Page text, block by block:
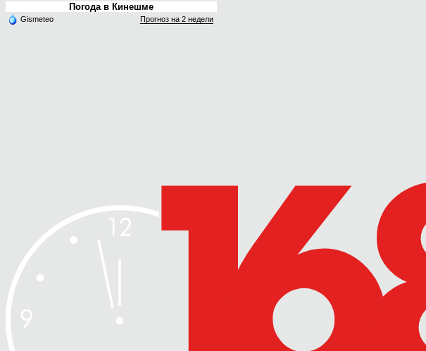
Погода в Кинешме
Gismeteo Прогноз на 2 недели